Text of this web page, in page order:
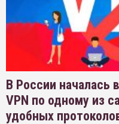
В России началась
VPN по одному из
удобных